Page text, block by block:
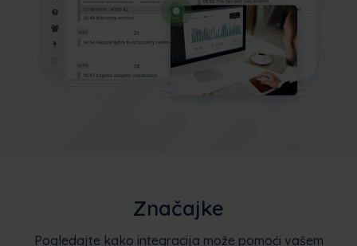
Značajke
Pogledajte kako integracija može pomoći vašem